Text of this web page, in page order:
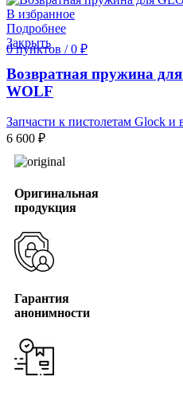
0пунктов / 0 ₽
В избранное
Подробнее
Закрыть
Возвратная пружина
WOLF
Запчасти к пистолетам Glock и
6 600 ₽
Оригинальная
продукция
Гарантия
анонимности